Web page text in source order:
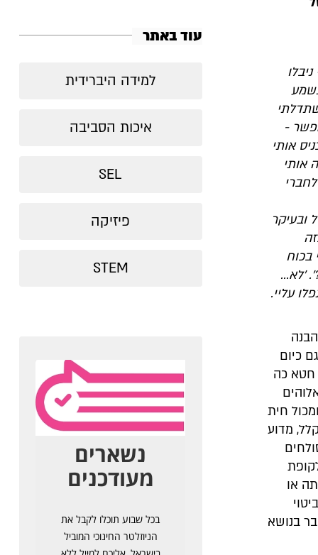
-
אותי
אותי
ובעיקר
בכוח
'לא...
עליי.
כיום
חטא כה
חית
מדוע
או
בנושא
עוד באתר
למידה היברידית
איכות הסביבה
SEL
פיזיקה
STEM